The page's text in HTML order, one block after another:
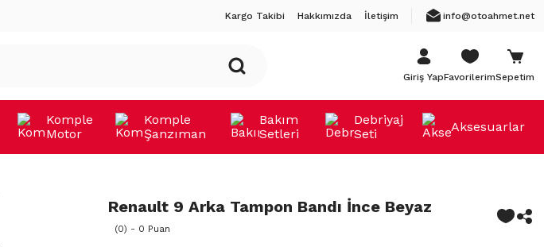
Kargo Takibi Hakkımızda İletişim info@otoahmet.net
Giriş YapFavorilerimSepetim
Komple
Motor
Komple
Şanzıman
Bakım
Setleri
Debriyaj
Seti
Aksesuarlar
Renault 9 Arka Tampon Bandı İnce Beyaz
(0) - 0 Puan